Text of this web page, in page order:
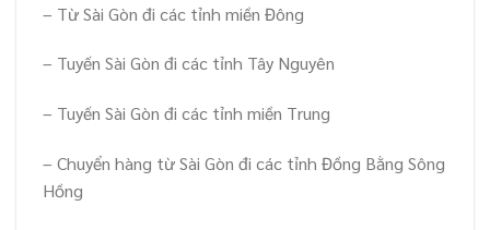
– Từ Sài Gòn đi các tỉnh miền Đông
– Tuyến Sài Gòn đi các tỉnh Tây Nguyên
– Tuyến Sài Gòn đi các tỉnh miền Trung
– Chuyển hàng từ Sài Gòn đi các tỉnh Đồng Bằng Sông
Hồng